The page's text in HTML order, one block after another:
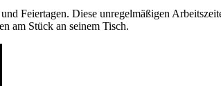
Feiertagen. Diese unregelmäßigen
am Stück an seinem Tisch.